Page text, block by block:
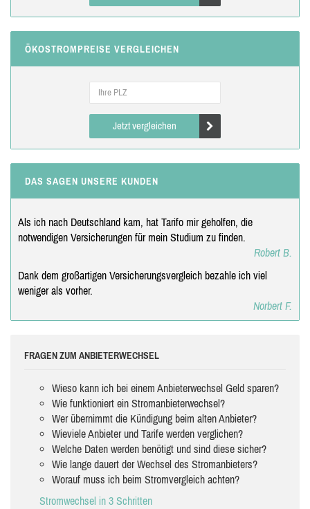
ÖKOSTROMPREISE VERGLEICHEN
Jetzt vergleichen
DAS SAGEN UNSERE KUNDEN
Als ich nach Deutschland kam, hat Tarifo mir geholfen, die
notwendigen Versicherungen für mein Studium zu finden.
Robert B.
Dank dem großartigen Versicherungsvergleich bezahle ich viel
weniger als vorher.
Norbert F.
FRAGEN ZUM ANBIETERWECHSEL
Wieso kann ich bei einem Anbieterwechsel Geld sparen?
Wie funktioniert ein Stromanbieterwechsel?
Wer übernimmt die Kündigung beim alten Anbieter?
Wieviele Anbieter und Tarife werden verglichen?
Welche Daten werden benötigt und sind diese sicher?
Wie lange dauert der Wechsel des Stromanbieters?
Worauf muss ich beim Stromvergleich achten?
Stromwechsel in 3 Schritten